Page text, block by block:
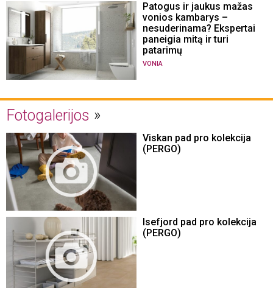
Patogus ir jaukus mažas
vonios kambarys –
nesuderinama? Ekspertai
paneigia mitą ir turi
patarimų
VONIA
Fotogalerijos
Viskan pad pro kolekcija
(PERGO)
Isefjord pad pro kolekcija
(PERGO)